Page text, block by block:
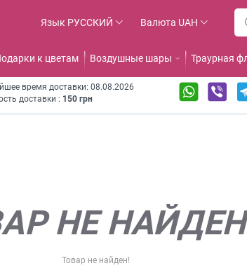
Язык РУССКИЙ Валюта UAH
к цветам Воздушные шары Траурная
время доставки: 08.08.2026
доставки : 150 грн
НЕ
Товар не найден!